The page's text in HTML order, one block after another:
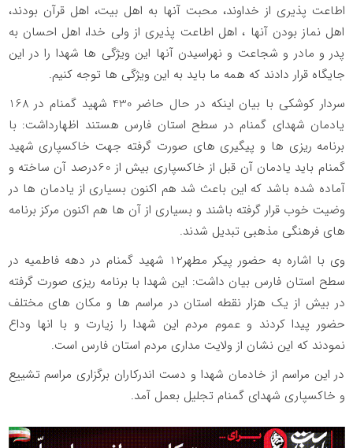
اطاعت پذیری از خداوند، محبت آنها به اهل بیت، اهل قرآن بودند،
اهل نماز بودن آنها ، اهل اطاعت پذیری از ولی خدا، اهل احسان به
پدر و مادر و شجاعت و نهراسیدن آنها این ویژگی ها شهدا را در این
جایگاه قرار دادند که همه ما باید به این ویژگی ها توجه کنیم.
سردار کوشکی با بیان اینکه در حال حاضر 430 شهید گمنام در 168
یادمان شهدای گمنام در سطح استان فارس هستند اظهارداشت: با
برنامه ریزی ها و پیگیری های صورت گرفته جهت خاکسپاری شهید
گمنام باید یادمان آن قبل از خاکسپاری بیش از 60درصد آن ساخته و
آماده شده باشد که این باعث شد هم اکنون بسیاری از یادمان ها در
وضیت خوب قرار گرفته باشند و بسیاری از آن ها هم اکنون مرکز برنامه
های فرهنگی مذهبی تبدیل شدند.
وی با اشاره به حضور پیکر مطهر12 شهید گمنام در دهه فاطمیه در
سطح استان فارس بیان داشت: این شهدا با برنامه ریزی صورت گرفته
در بیش از یک هزار نقطه استان در مراسم ها و مکان های مختلف
حضور پیدا کردند و عموم مردم این شهدا را زیارت و با انها وداع
نمودند که این نشان از ولایت مداری مردم استان فارس است.
در این مراسم از خادمان شهدا و دست اندرکاران برگزاری مراسم تشییع
و خاکسپاری شهدای گمنام تجلیل بعمل آمد.